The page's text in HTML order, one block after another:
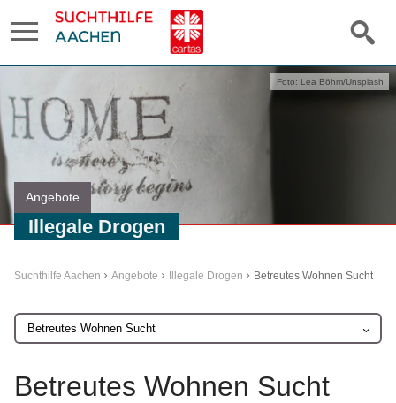
Angebote
Illegale Drogen
Foto: Lea Böhm/Unsplash
Suchthilfe Aachen Angebote Illegale Drogen Betreutes Wohnen Sucht
Betreutes Wohnen Sucht